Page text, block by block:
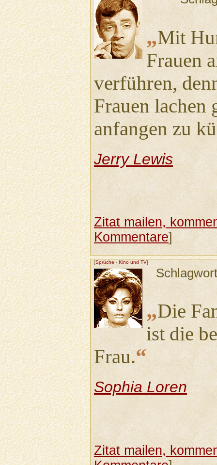
„Mit
Frauen
verführen,
Frauen lachen
anfangen zu
Jerry Lewis
Zitat mailen,
Kommentare]
[Sprüche - Kino und TV]
„Die
ist die
Frau.“
Sophia Loren
Zitat mailen,